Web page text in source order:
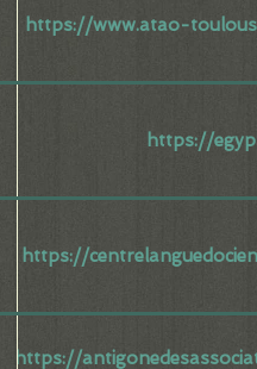
https://www.atao-
https://
https://
https://